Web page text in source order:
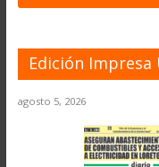
Edición Impresa
agosto 5, 2026